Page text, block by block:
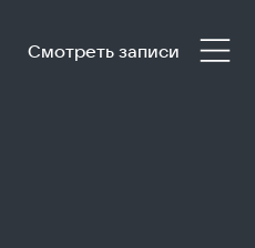
Смотреть записи